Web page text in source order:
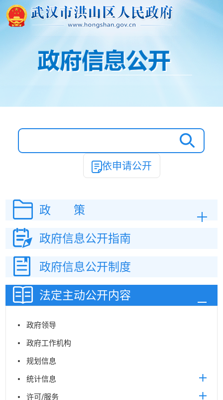
依申请公开
政 策
政府信息公开指南
政府信息公开制度
法定主动公开内容
政府领导
政府工作机构
规划信息
统计信息
许可/服务